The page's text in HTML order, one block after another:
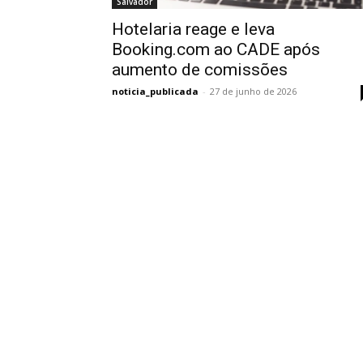
Hotelaria reage e leva
Booking.com ao CADE após
aumento de comissões
noticia_publicada - 27 de junho de 2026